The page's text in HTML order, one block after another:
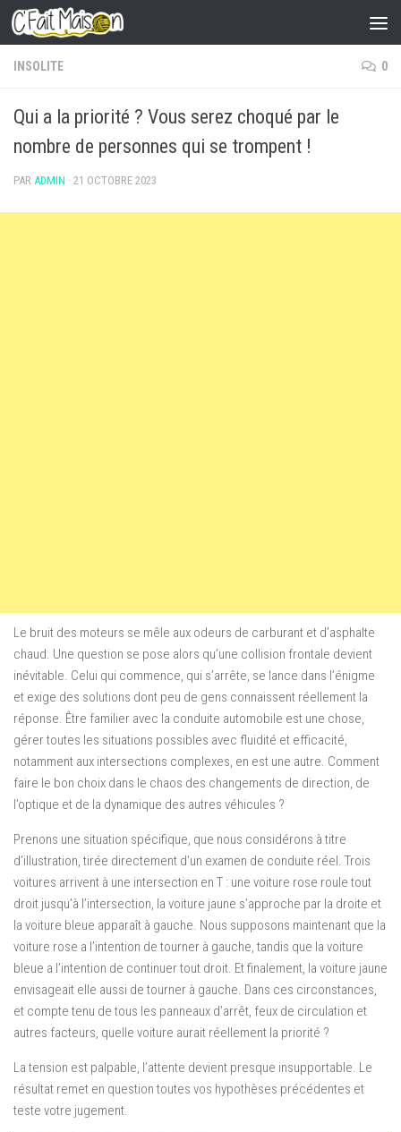
Skip to content
INSOLITE 0
Qui a la priorité ? Vous serez choqué par le
nombre de personnes qui se trompent !
PAR ADMIN · 21 OCTOBRE 2023
Le bruit des moteurs se mêle aux odeurs de carburant et d’asphalte
chaud. Une question se pose alors qu’une collision frontale devient
inévitable. Celui qui commence, qui s’arrête, se lance dans l’énigme
et exige des solutions dont peu de gens connaissent réellement la
réponse. Être familier avec la conduite automobile est une chose,
gérer toutes les situations possibles avec fluidité et efficacité,
notamment aux intersections complexes, en est une autre. Comment
faire le bon choix dans le chaos des changements de direction, de
l’optique et de la dynamique des autres véhicules ?
Prenons une situation spécifique, que nous considérons à titre
d’illustration, tirée directement d’un examen de conduite réel. Trois
voitures arrivent à une intersection en T : une voiture rose roule tout
droit jusqu’à l’intersection, la voiture jaune s’approche par la droite et
la voiture bleue apparaît à gauche. Nous supposons maintenant que la
voiture rose a l’intention de tourner à gauche, tandis que la voiture
bleue a l’intention de continuer tout droit. Et finalement, la voiture jaune
envisageait elle aussi de tourner à gauche. Dans ces circonstances,
et compte tenu de tous les panneaux d’arrêt, feux de circulation et
autres facteurs, quelle voiture aurait réellement la priorité ?
La tension est palpable, l’attente devient presque insupportable. Le
résultat remet en question toutes vos hypothèses précédentes et
teste votre jugement.